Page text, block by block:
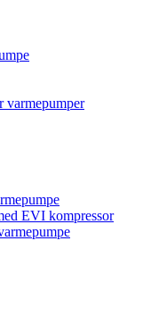
varmepumper
EVI kompressor